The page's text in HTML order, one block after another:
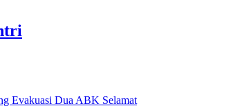
Evakuasi Dua ABK Selamat